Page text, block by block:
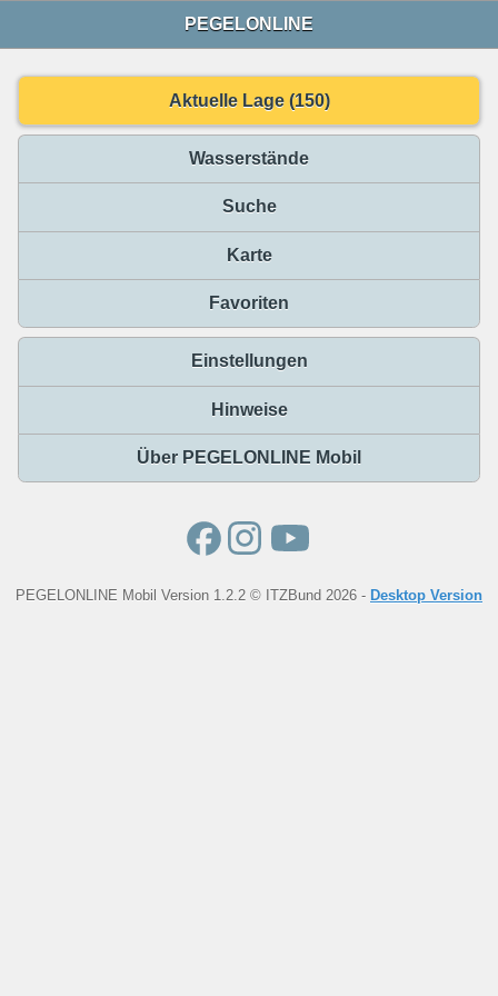
PEGELONLINE
Aktuelle Lage (150)
Wasserstände
Suche
Karte
Favoriten
Einstellungen
Hinweise
Über PEGELONLINE Mobil
PEGELONLINE Mobil Version 1.2.2 © ITZBund 2026 - Desktop Version